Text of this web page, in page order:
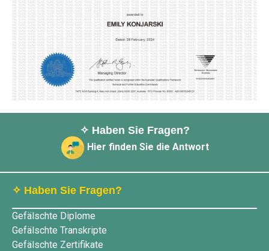
✧ Haben Sie Fragen?
Hier finden Sie die Antwort
✧ Haben Sie Fragen?
Gefälschte Diplome
Gefälschte Transkripte
Gefälschte Zertifikate